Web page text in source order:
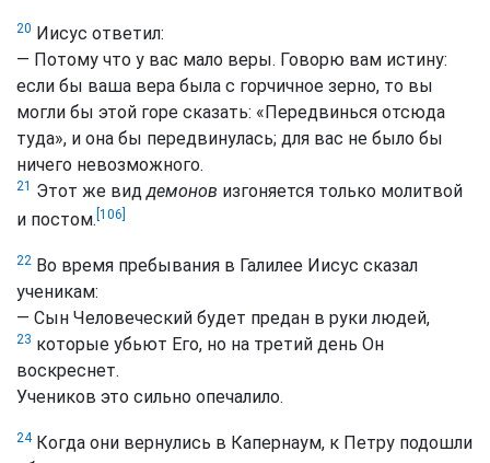
20 Иисус ответил:
— Потому что у вас мало веры. Говорю вам истину:
если бы ваша вера была с горчичное зерно, то вы
могли бы этой горе сказать: «Передвинься отсюда
туда», и она бы передвинулась; для вас не было бы
ничего невозможного.
21 Этот же виддемонов изгоняется только молитвой
и постом. [106]
22 Во время пребывания в Галилее Иисус сказал
ученикам:
— Сын Человеческий будет предан в руки людей,
23 которые убьют Его, но на третий день Он
воскреснет.
Учеников это сильно опечалило.
24Когда они вернулись в Капернаум, к Петру подошли